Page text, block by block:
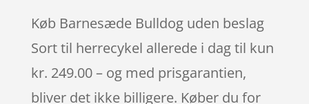
Køb Barnesæde Bulldog uden beslag
Sort til herrecykel allerede i dag til kun
kr. 249.00 – og med prisgarantien,
bliver det ikke billigere. Køber du for